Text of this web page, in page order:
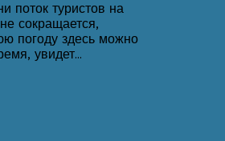
поток туристов на
сокращается,
погоду здесь можно
увидет...